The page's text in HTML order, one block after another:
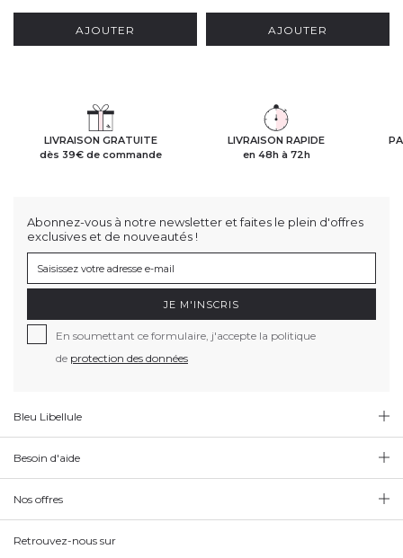
AJOUTER AJOUTER
LIVRAISON GRATUITE
dès 39€ de commande
LIVRAISON RAPIDE
en 48h à 72h
Abonnez-vous à notre newsletter et faites le plein d'offres
exclusives et de nouveautés !
JE M'INSCRIS
En soumettant ce formulaire, j'accepte la politique
de protection des données
Bleu Libellule
Besoin d'aide
Nos offres
Retrouvez-nous sur